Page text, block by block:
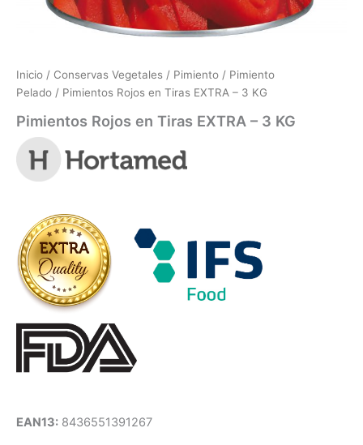
Inicio / Conservas Vegetales / Pimiento / Pimiento
Pelado / Pimientos Rojos en Tiras EXTRA – 3 KG
Pimientos Rojos en Tiras EXTRA – 3 KG
EAN13: 8436551391267